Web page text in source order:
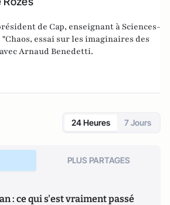
Il a également publié en 2022
Presses de Sciences Po. En 2024, il a
de la violence politiqueaux
de Cap, enseignant à Sciences-
essai sur les imaginaires des
Arnaud Benedetti.
24 Heures 7 Jours
PLUS PARTAGES
: ce qui s'est vraiment passé